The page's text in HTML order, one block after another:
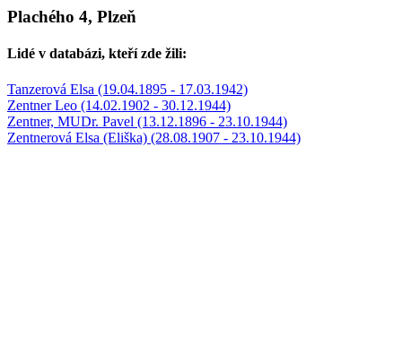
Plachého 4, Plzeň
Lidé v databázi, kteří zde žili:
Tanzerová Elsa (19.04.1895 - 17.03.1942)
Zentner Leo (14.02.1902 - 30.12.1944)
Zentner, MUDr. Pavel (13.12.1896 - 23.10.1944)
Zentnerová Elsa (Eliška) (28.08.1907 - 23.10.1944)